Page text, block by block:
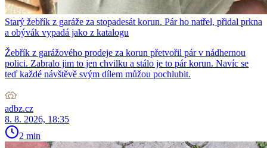
Starý žebřík z garáže za stopadesát korun. Pár ho natřel, přidal prkna
a obývák vypadá jako z katalogu
Žebřík z garážového prodeje za korun přetvořil pár v nádhernou
polici. Zabralo jim to jen chvilku a stálo je to pár korun. Navíc se
teď každé návštěvě svým dílem můžou pochlubit.
adbz.cz
8. 8. 2026, 18:35
2 min